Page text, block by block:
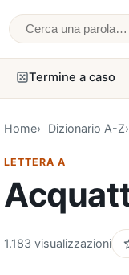
Cerca una
Termine a caso
Home Dizionario A-Z
LETTERA A
1.183 visualizzazioni